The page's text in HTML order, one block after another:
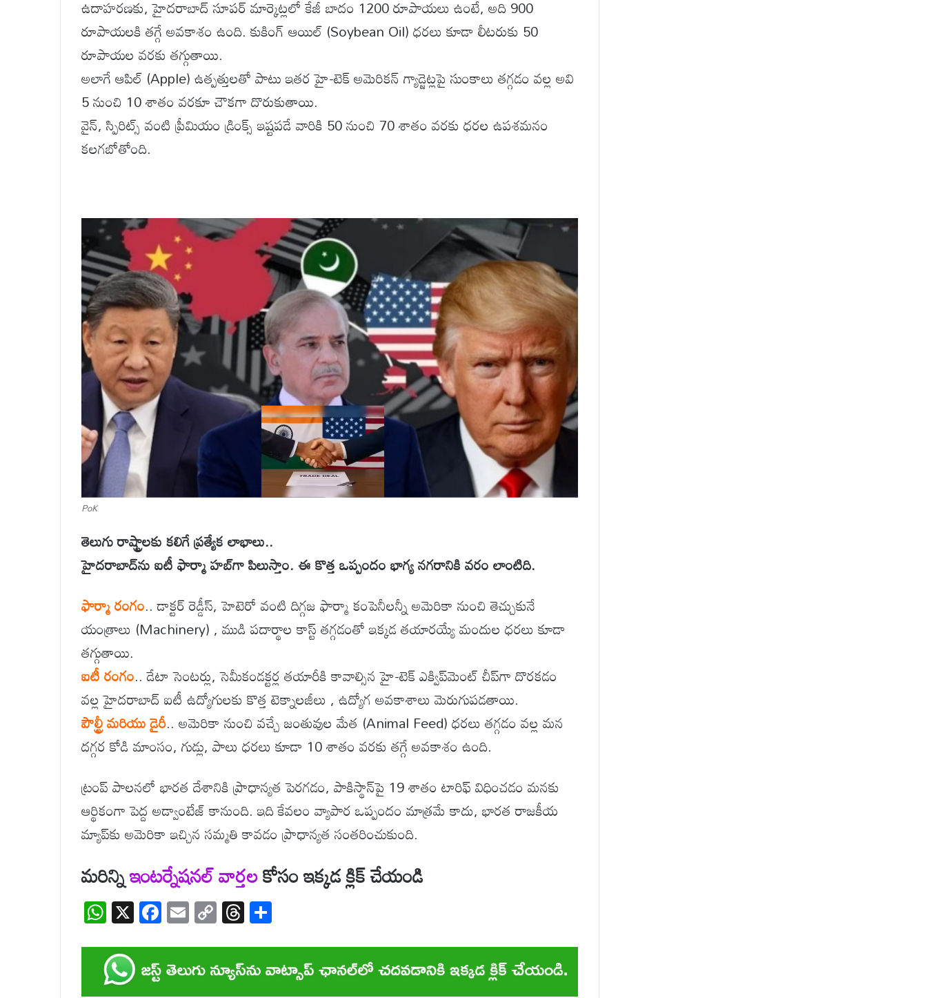
ఉదాహరణకు, హైదరాబాద్ సూపర్ మార్కెట్లలో కేజీ బాదం 1200 రూపాయలు ఉంటే, అది 900
రూపాయలకి తగ్గే అవకాశం ఉంది. కుకింగ్ ఆయిల్ (Soybean Oil) ధరలు కూడా లీటరుకు 50
రూపాయల వరకు తగ్గుతాయి.
అలాగే ఆపిల్ (Apple) ఉత్పత్తులతో పాటు ఇతర హై-టెక్ అమెరికన్ గ్యాడ్జెట్లపై సుంకాలు తగ్గడం వల్ల అవి
5 నుంచి 10 శాతం వరకూ చౌకగా దొరుకుతాయి.
వైన్, స్పిరిట్స్ వంటి ప్రీమియం డ్రింక్స్ ఇష్టపడే వారికి 50 నుంచి 70 శాతం వరకు ధరల ఉపశమనం
కలగబోతోంది.
PoK
తెలుగు రాష్ట్రాలకు కలిగే ప్రత్యేక లాభాలు..
హైదరాబాద్‌ను ఐటీ ఫార్మా హబ్‌గా పిలుస్తాం. ఈ కొత్త ఒప్పందం భాగ్య నగరానికి వరం లాంటిది.
ఫార్మా రంగం.. డాక్టర్ రెడ్డీస్, హెటెరో వంటి దిగ్గజ ఫార్మా కంపెనీలన్నీ అమెరికా నుంచి తెచ్చుకునే
యంత్రాలు (Machinery) , ముడి పదార్థాల కాస్ట్ తగ్గడంతో ఇక్కడ తయారయ్యే మందుల ధరలు కూడా
తగ్గుతాయి.
ఐటీ రంగం.. డేటా సెంటర్లు, సెమీకండక్టర్ల తయారీకి కావాల్సిన హై-టెక్ ఎక్విప్‌మెంట్ చీప్‌గా దొరకడం
వల్ల హైదరాబాద్ ఐటీ ఉద్యోగులకు కొత్త టెక్నాలజీలు , ఉద్యోగ అవకాశాలు మెరుగుపడతాయి.
పౌల్ట్రీ మరియు డైరీ.. అమెరికా నుంచి వచ్చే జంతువుల మేత (Animal Feed) ధరలు తగ్గడం వల్ల మన
దగ్గర కోడి మాంసం, గుడ్లు, పాలు ధరలు కూడా 10 శాతం వరకు తగ్గే అవకాశం ఉంది.
ట్రంప్ పాలనలో భారత దేశానికి ప్రాధాన్యత పెరగడం, పాకిస్థాన్‌పై 19 శాతం టారిఫ్ విధించడం మనకు
ఆర్థికంగా పెద్ద అడ్వాంటేజ్ కానుంది. ఇది కేవలం వ్యాపార ఒప్పందం మాత్రమే కాదు, భారత రాజకీయ
మ్యాప్‌కు అమెరికా ఇచ్చిన సమ్మతి కావడం ప్రాధాన్యత సంతరించుకుంది.
మరిన్నిఇంటర్నేషనల్వార్తలకోసం ఇక్కడ క్లిక్ చేయండి
W
h
at
s
X F
ac
e
b
E
m
ail
C
o
p
y
T
hr
e
a
ar
e